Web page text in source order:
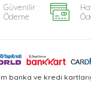
Güvenilir
Ödeme
banka ve kredi